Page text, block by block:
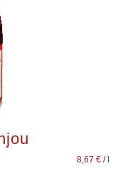
8,67 € /